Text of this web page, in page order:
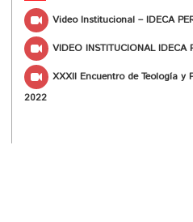
Video Institucional – IDECA
VIDEO INSTITUCIONAL IDECA
XXXII Encuentro de Teología
2022